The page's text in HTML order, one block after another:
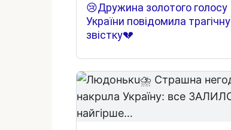
😢Дружина золотого голосу
України повідомила трагічну
звістку💔